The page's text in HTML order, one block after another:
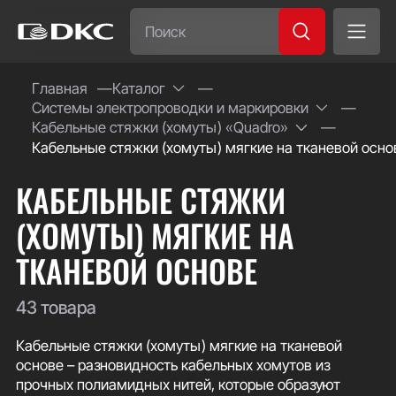
Главная
Каталог
Системы электропроводки и маркировки
Кабельные стяжки (хомуты) «Quadro»
Кабельные стяжки (хомуты) мягкие на тканевой
КАБЕЛЬНЫЕ СТЯЖКИ
(ХОМУТЫ) МЯГКИЕ НА
ТКАНЕВОЙ ОСНОВЕ
43 товара
Кабельные стяжки (хомуты) мягкие на тканевой
основе – разновидность кабельных хомутов из
прочных полиамидных нитей, которые образуют
Часто ищут:
Специсполнение